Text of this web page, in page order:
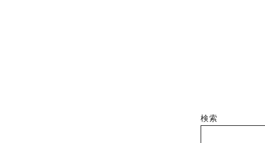
検索